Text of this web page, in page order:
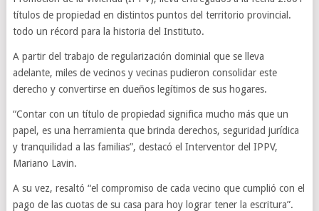
títulos de propiedad en distintos puntos del territorio provincial.
todo un récord para la historia del Instituto.
A partir del trabajo de regularización dominial que se lleva
adelante, miles de vecinos y vecinas pudieron consolidar este
derecho y convertirse en dueños legítimos de sus hogares.
“Contar con un título de propiedad significa mucho más que un
papel, es una herramienta que brinda derechos, seguridad jurídica
y tranquilidad a las familias”, destacó el Interventor del IPPV,
Mariano Lavin.
A su vez, resaltó “el compromiso de cada vecino que cumplió con el
pago de las cuotas de su casa para hoy lograr tener la escritura”.